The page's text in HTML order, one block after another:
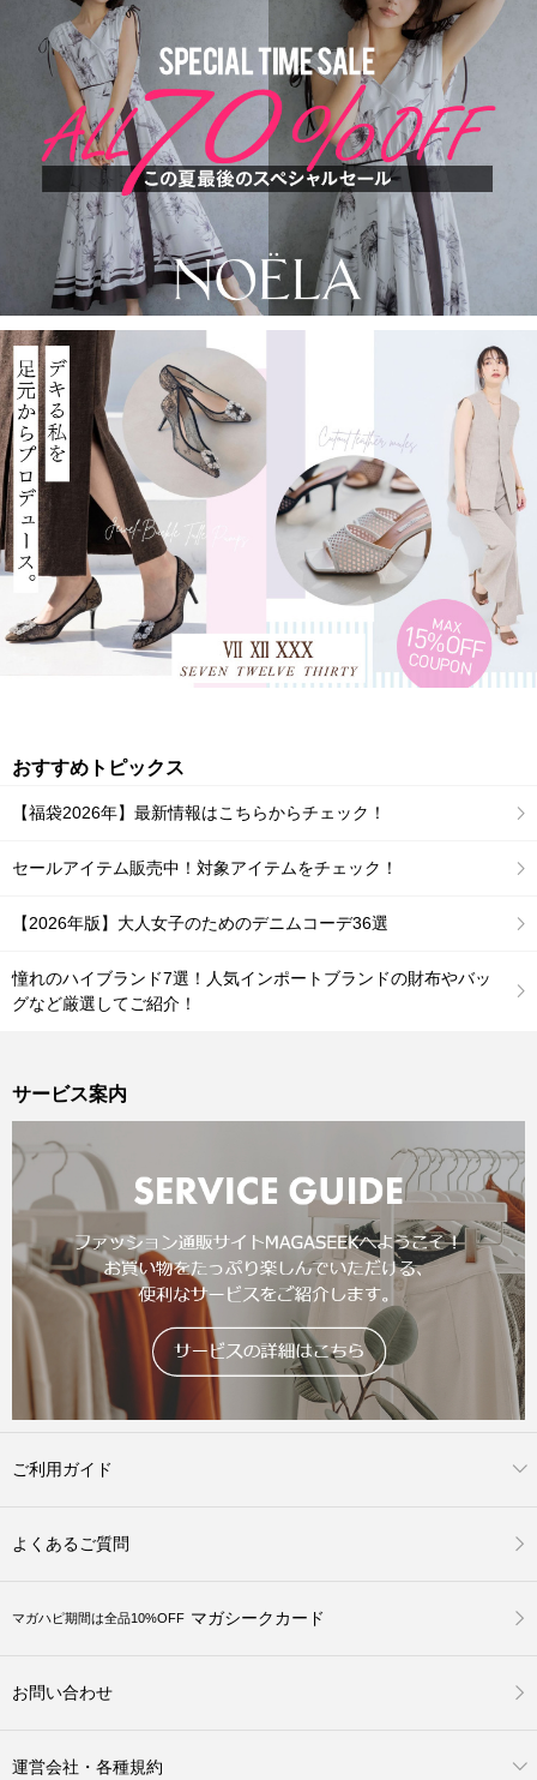
おすすめトピックス
【福袋2026年】最新情報はこちらからチェック！
セールアイテム販売中！対象アイテムをチェック！
【2026年版】大人女子のためのデニムコーデ36選
憧れのハイブランド7選！人気インポートブランドの財布やバッ
グなど厳選してご紹介！
サービス案内
ご利用ガイド
よくあるご質問
マガハピ期間は全品10%OFF マガシークカード
お問い合わせ
運営会社・各種規約